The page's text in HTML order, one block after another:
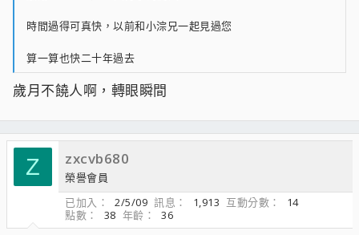
時間過得可真快，以前和小淙兄一起見過您
算一算也快二十年過去
歲月不饒人啊，轉眼瞬間
Z zxcvb680
榮譽會員
已加入
2/5/09 訊息 1,913 互動分數
14
點數
38 年齡
36